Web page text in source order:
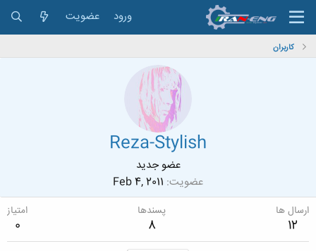
ورود عضویت
کاربران
Reza-Stylish
عضو جدید
عضویت Feb 4, 2011
ارسال ها
12
پسندها
8
امتیاز
0